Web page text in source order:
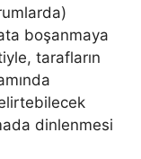
boşanmaya
tarafların
dinlenmesi